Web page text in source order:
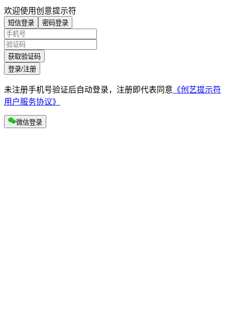
欢迎使用创意提示符
短信登录 密码登录
获取验证码
登录/注册
未注册手机号验证后自动登录，注册即代表同意 《创艺提示符
用户服务协议》
微信登录